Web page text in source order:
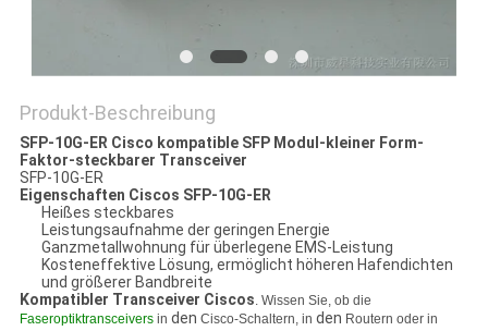
Produkt-Beschreibung
SFP-10G-ER Cisco kompatible SFP Modul-kleiner Form-
Faktor-steckbarer Transceiver
SFP-10G-ER
Eigenschaften Ciscos SFP-10G-ER
Heißes steckbares
Leistungsaufnahme der geringen Energie
Ganzmetallwohnung für überlegene EMS-Leistung
Kosteneffektive Lösung, ermöglicht höheren Hafendichten
und größerer Bandbreite
Kompatibler Transceiver Ciscos. Wissen Sie, ob die
Faseroptiktransceivers in den Cisco-Schaltern, in den Routern oder in